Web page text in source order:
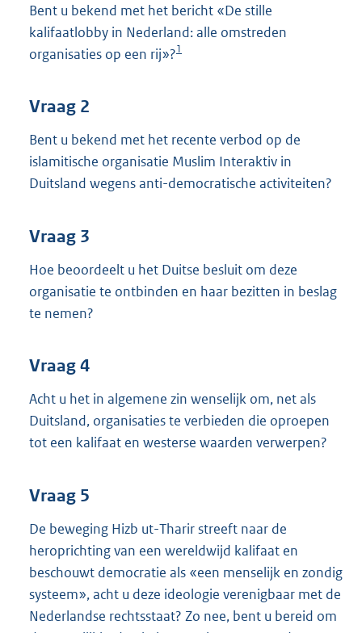
K
b
Bent u bekend met het bericht «De stille
kalifaatlobby in Nederland: alle omstreden
organisaties op een rij»?1
Vraag 2
Bent u bekend met het recente verbod op de
islamitische organisatie Muslim Interaktiv in
Duitsland wegens anti-democratische activiteiten?
Vraag 3
Hoe beoordeelt u het Duitse besluit om deze
organisatie te ontbinden en haar bezitten in beslag
te nemen?
Vraag 4
Acht u het in algemene zin wenselijk om, net als
Duitsland, organisaties te verbieden die oproepen
tot een kalifaat en westerse waarden verwerpen?
Vraag 5
De beweging Hizb ut-Tharir streeft naar de
heroprichting van een wereldwijd kalifaat en
beschouwt democratie als «een menselijk en zondig
systeem», acht u deze ideologie verenigbaar met de
Nederlandse rechtsstaat? Zo nee, bent u bereid om